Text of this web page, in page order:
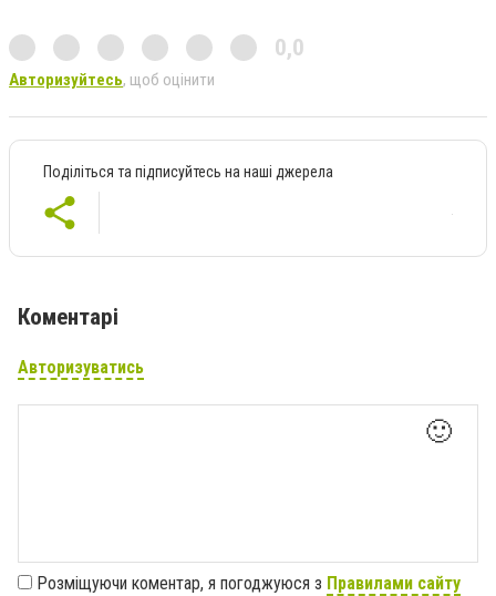
0,0
Авторизуйтесь, щоб оцінити
Поділіться та підписуйтесь на наші джерела
Коментарі
Авторизуватись
🙂
Розміщуючи коментар, я погоджуюся з Правилами сайту